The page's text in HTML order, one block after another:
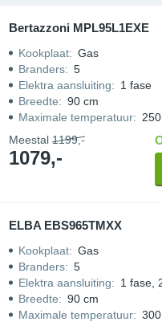
Bertazzoni MPL95L1EXE
Kookplaat: Gas
Branders: 5
Elektra aansluiting: 1 fase
Breedte: 90 cm
Maximale temperatuur:
Meestal 1199,-
1079,-
ELBA EBS965TMXX
Kookplaat: Gas
Branders: 5
Elektra aansluiting: 1 fase,
Breedte: 90 cm
Maximale temperatuur: